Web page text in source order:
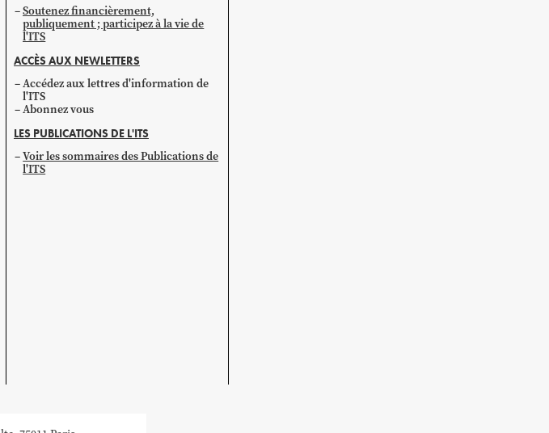
Soutenez financièrement,
publiquement ; participez à la vie de
l'ITS
ACCÈS AUX NEWLETTERS
Accédez aux lettres d'information de
l'ITS
Abonnez vous
LES PUBLICATIONS DE L'ITS
Voir les sommaires des Publications de
l'ITS